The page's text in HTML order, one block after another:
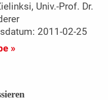
Univ.-Prof. Dr.
2011-02-25
»